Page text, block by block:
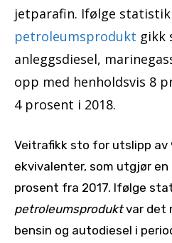
jetparafin. Ifølge
petroleumsprodukt gikk
anleggsdiesel,
opp med henholdsvis 8
4 prosent i 2018.
Veitrafikk sto for utslipp av
ekvivalenter, som utgjør
prosent fra 2017. Ifølge
petroleumsproduktvar det
bensin og autodiesel i